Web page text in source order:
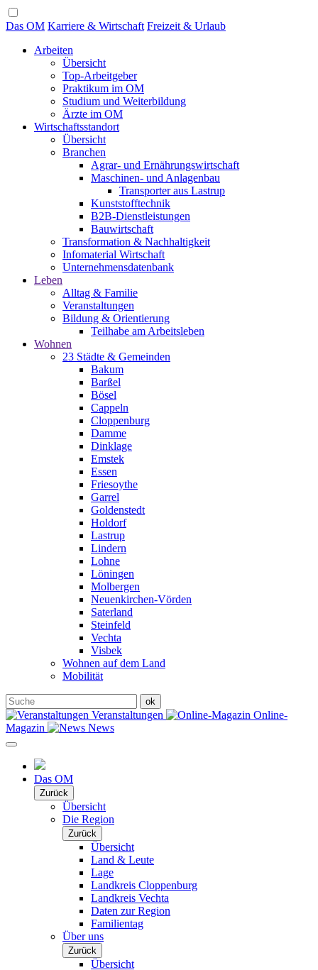
Das OM Karriere & Wirtschaft Freizeit & Urlaub
Arbeiten
Übersicht
Top-Arbeitgeber
Praktikum im OM
Studium und Weiterbildung
Ärzte im OM
Wirtschaftsstandort
Übersicht
Branchen
Agrar- und Ernährungswirtschaft
Maschinen- und Anlagenbau
Transporter aus Lastrup
Kunststofftechnik
B2B-Dienstleistungen
Bauwirtschaft
Transformation & Nachhaltigkeit
Infomaterial Wirtschaft
Unternehmensdatenbank
Leben
Alltag & Familie
Veranstaltungen
Bildung & Orientierung
Teilhabe am Arbeitsleben
Wohnen
23 Städte & Gemeinden
Bakum
Barßel
Bösel
Cappeln
Cloppenburg
Damme
Dinklage
Emstek
Essen
Friesoythe
Garrel
Goldenstedt
Holdorf
Lastrup
Lindern
Lohne
Löningen
Molbergen
Neuenkirchen-Vörden
Saterland
Steinfeld
Vechta
Visbek
Wohnen auf dem Land
Mobilität
Veranstaltungen
Online-
Magazin
News
Das OM
Zurück
Übersicht
Die Region
Zurück
Übersicht
Land & Leute
Lage
Landkreis Cloppenburg
Landkreis Vechta
Daten zur Region
Familientag
Über uns
Zurück
Übersicht